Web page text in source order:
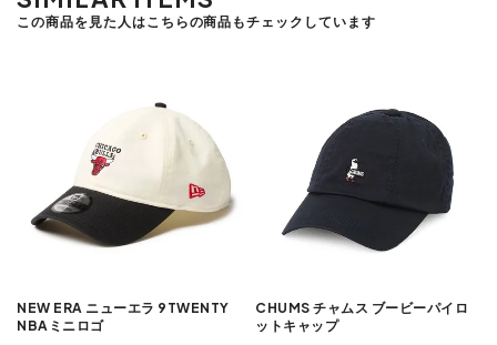
この商品を見た人はこちらの商品もチェックしています
NEW ERA ニューエラ 9TWENTY
NBAミニロゴ
CHUMS チャムス ブービーパイロ
ットキャップ